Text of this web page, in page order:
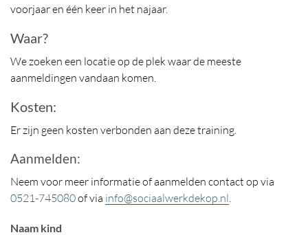
voorjaar en één keer in het najaar.
Waar?
We zoeken een locatie op de plek waar de meeste
aanmeldingen vandaan komen.
Kosten:
Er zijn geen kosten verbonden aan deze training.
Aanmelden:
Neem voor meer informatie of aanmelden contact op via
0521-745080of via info@sociaalwerkdekop.nl
Naam kind